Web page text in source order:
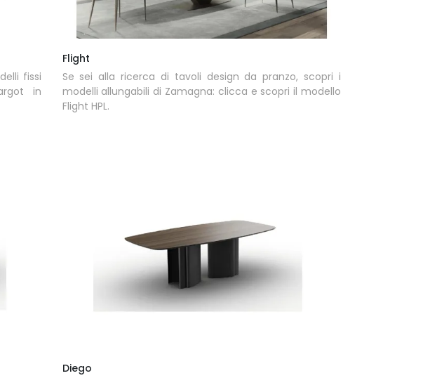
fissi
in
Flight
Se sei alla ricerca di tavoli design da pranzo, scopri i
modelli allungabili di Zamagna: clicca e scopri il modello
Flight HPL.
Diego